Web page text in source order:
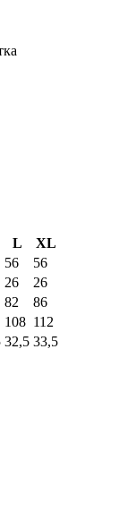
L
XL
56
56
26
26
82
86
108 112
32,5 33,5